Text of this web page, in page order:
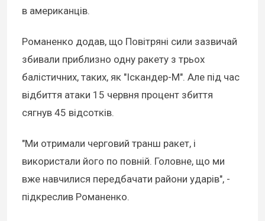
в американців.
Романенко додав, що Повітряні сили зазвичай
збивали приблизно одну ракету з трьох
балістичних, таких, як "Іскандер-М". Але під час
відбиття атаки 15 червня процент збиття
сягнув 45 відсотків.
"Ми отримали черговий транш ракет, і
використали його по повній. Головне, що ми
вже навчилися передбачати райони ударів", -
підкреслив Романенко.